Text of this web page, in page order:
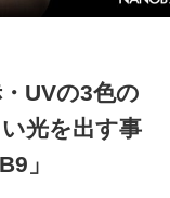
UVの3色の
光を出す事
」